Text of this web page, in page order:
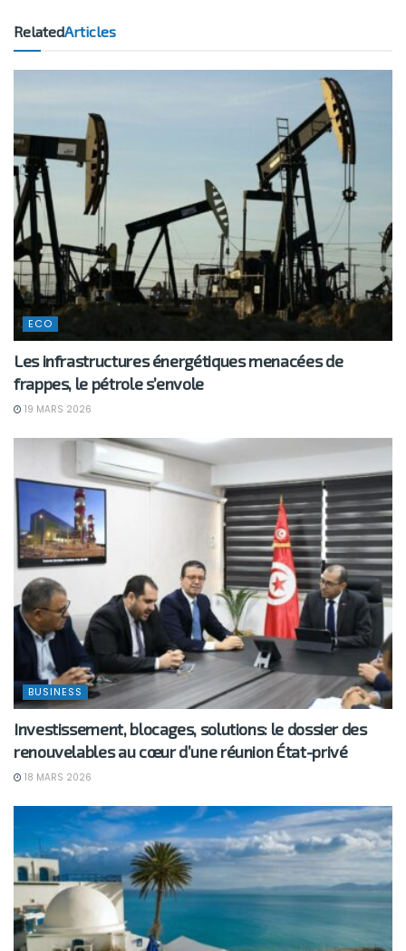
RelatedArticles
ECO
Les infrastructures énergétiques menacées de
frappes, le pétrole s’envole
19 MARS 2026
BUSINESS
Investissement, blocages, solutions: le dossier des
renouvelables au cœur d’une réunion État-privé
18 MARS 2026